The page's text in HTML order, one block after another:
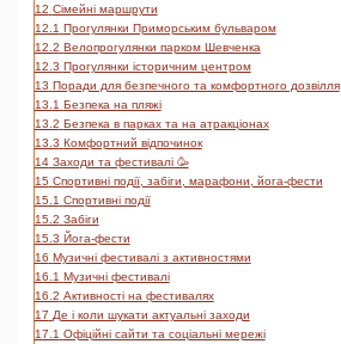
12 Сімейні маршрути
12.1 Прогулянки Приморським бульваром
12.2 Велопрогулянки парком Шевченка
12.3 Прогулянки історичним центром
13 Поради для безпечного та комфортного дозвілля
13.1 Безпека на пляжі
13.2 Безпека в парках та на атракціонах
13.3 Комфортний відпочинок
14 Заходи та фестивалі 🥳
15 Спортивні події, забіги, марафони, йога-фести
15.1 Спортивні події
15.2 Забіги
15.3 Йога-фести
16 Музичні фестивалі з активностями
16.1 Музичні фестивалі
16.2 Активності на фестивалях
17 Де і коли шукати актуальні заходи
17.1 Офіційні сайти та соціальні мережі